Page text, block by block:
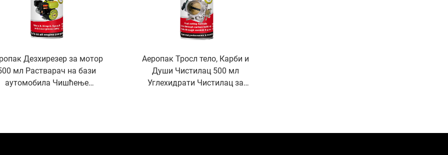
Дезхирезер за мотор
мл Растварач на бази
аутомобила Чишћење
Аеропак Тросл тело, Карби и
Души Чистилац 500 мл
Углехидрати Чистилац за